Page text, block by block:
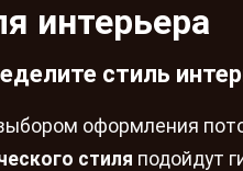
интерьера
стиль
оформления
стиля подойдут